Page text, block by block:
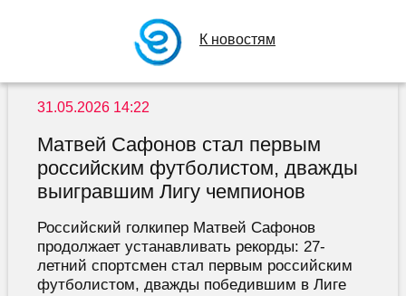
К новостям
31.05.2026 14:22
Матвей Сафонов стал первым
российским футболистом, дважды
выигравшим Лигу чемпионов
Российский голкипер Матвей Сафонов
продолжает устанавливать рекорды: 27-
летний спортсмен стал первым российским
футболистом, дважды победившим в Лиге